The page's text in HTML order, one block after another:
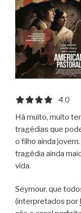
4.0 out
4.0
Há muito, muito
tragédias que
o filho ainda jovem.
tragédia ainda
vida.
Seymour, que
(interpretados por